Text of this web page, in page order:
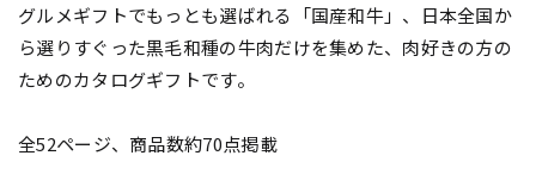
グルメギフトでもっとも選ばれる「国産和牛」、日本全国か
ら選りすぐった黒毛和種の牛肉だけを集めた、肉好きの方の
ためのカタログギフトです。
全52ページ、商品数約70点掲載